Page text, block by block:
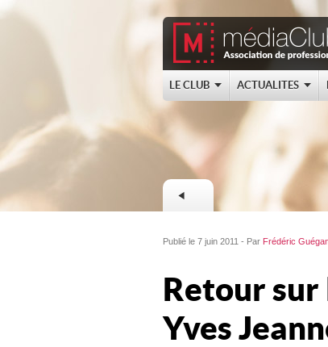
LE CLUB ACTUALITES
Publié le 7 juin 2011 - Par Frédéric
Retour
Yves